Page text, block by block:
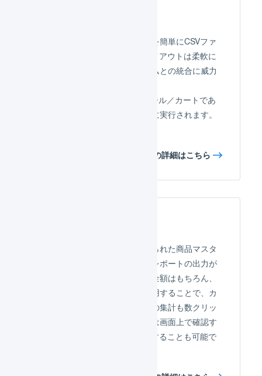
新たに出荷された受注の実績を簡単にCSVファ
イルで抽出できます。CSVレイアウトは柔軟に
設定でき、既存の業務システムとの統合に威力
LOGILESSが対応しているモール／カートであ
れば、出荷通知処理は自動的に実行されます。
出荷通知の詳細はこちら
受注伝票明細行と、関連付けられた商品マスタ
の値を結合して、柔軟な受注レポートの出力が
可能です。商品ごとの数量、金額はもちろん、
商品マスタのフリー項目を活用することで、カ
テゴリごとや、アイテムごとの集計も数クリッ
クで完了できます。レポートは画面上で確認す
ることも、CSVダウンロードすることも可能で